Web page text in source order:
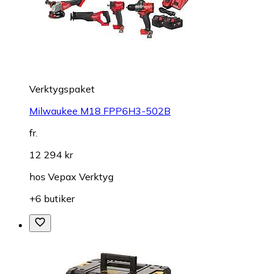
Verktygspaket
Milwaukee M18 FPP6H3-502B
fr.
12 294 kr
hos Vepax Verktyg
+6 butiker